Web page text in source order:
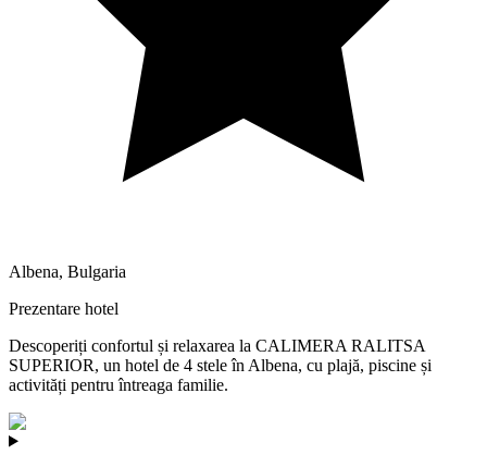
Albena, Bulgaria
Prezentare hotel
Descoperiți confortul și relaxarea la CALIMERA RALITSA
SUPERIOR, un hotel de 4 stele în Albena, cu plajă, piscine și
activități pentru întreaga familie.